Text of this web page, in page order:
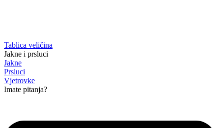
Tablica veličina
Jakne i prsluci
Jakne
Prsluci
Vjetrovke
Imate pitanja?